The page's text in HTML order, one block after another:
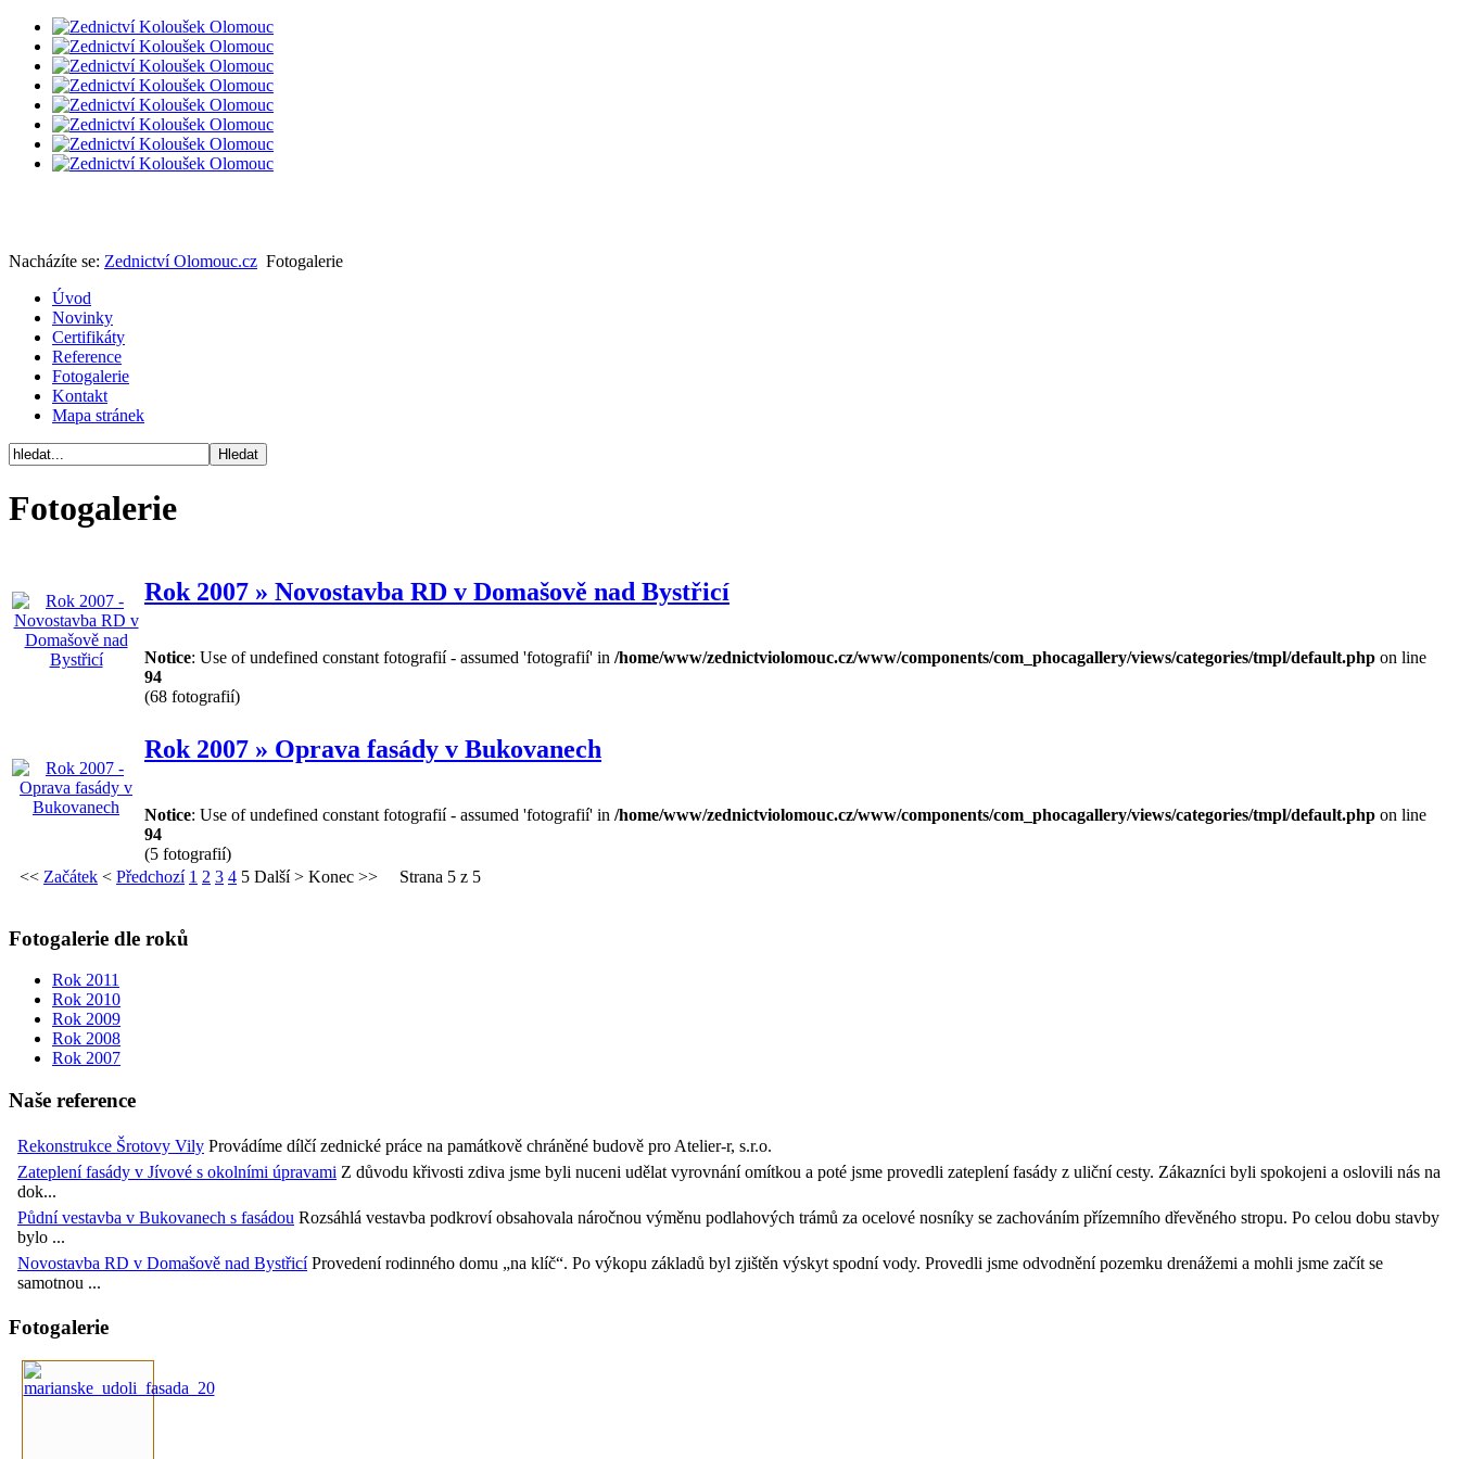
Nacházíte se: Zednictví Olomouc.cz Fotogalerie
Úvod
Novinky
Certifikáty
Reference
Fotogalerie
Kontakt
Mapa stránek
Fotogalerie
Rok 2007 » Novostavba RD v Domašově nad Bystřicí
Notice: Use of undefined constant fotografií - assumed 'fotografií' in /home/www/zednictviolomouc.cz/www/components/com_phocagallery/views/categories/tmpl/default.php on line
94
(68 fotografií)
Rok 2007 » Oprava fasády v Bukovanech
Notice: Use of undefined constant fotografií - assumed 'fotografií' in /home/www/zednictviolomouc.cz/www/components/com_phocagallery/views/categories/tmpl/default.php on line
94
(5 fotografií)
<< Začátek < Předchozí 1 2 3 4 5 Další> Konec >> Strana 5 z 5
Fotogalerie dle roků
Rok 2011
Rok 2010
Rok 2009
Rok 2008
Rok 2007
Naše reference
Rekonstrukce Šrotovy Vily Provádíme dílčí zednické práce na památkově chráněné budově pro Atelier-r, s.r.o.
Zateplení fasády v Jívové s okolními úpravami Z důvodu křivosti zdiva jsme byli nuceni udělat vyrovnání omítkou a poté jsme provedli zateplení fasády z uliční cesty. Zákazníci byli spokojeni a oslovili nás na
dok...
Půdní vestavba v Bukovanech s fasádou Rozsáhlá vestavba podkroví obsahovala náročnou výměnu podlahových trámů za ocelové nosníky se zachováním přízemního dřevěného stropu. Po celou dobu stavby
bylo ...
Novostavba RD v Domašově nad BystřicíProvedení rodinného domu „na klíč“. Po výkopu základů byl zjištěn výskyt spodní vody. Provedli jsme odvodnění pozemku drenážemi a mohli jsme začít se
samotnou ...
Fotogalerie